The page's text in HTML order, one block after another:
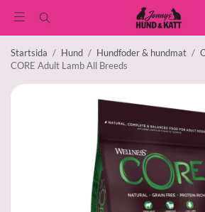
Startsida / Hund / Hundfoder & hundmat /
CORE Adult Lamb All Breeds